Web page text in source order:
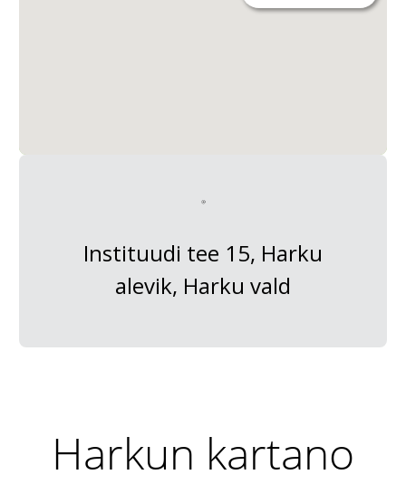
Instituudi tee 15, Harku
alevik, Harku vald
Harkun kartano